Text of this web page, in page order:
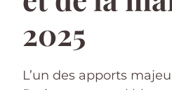
2025
L’un des apports